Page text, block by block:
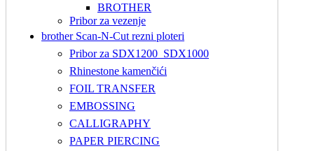
BROTHER
Pribor za vezenje
brother Scan-N-Cut rezni ploteri
Pribor za SDX1200_SDX1000
Rhinestone kamenčići
FOIL TRANSFER
EMBOSSING
CALLIGRAPHY
PAPER PIERCING